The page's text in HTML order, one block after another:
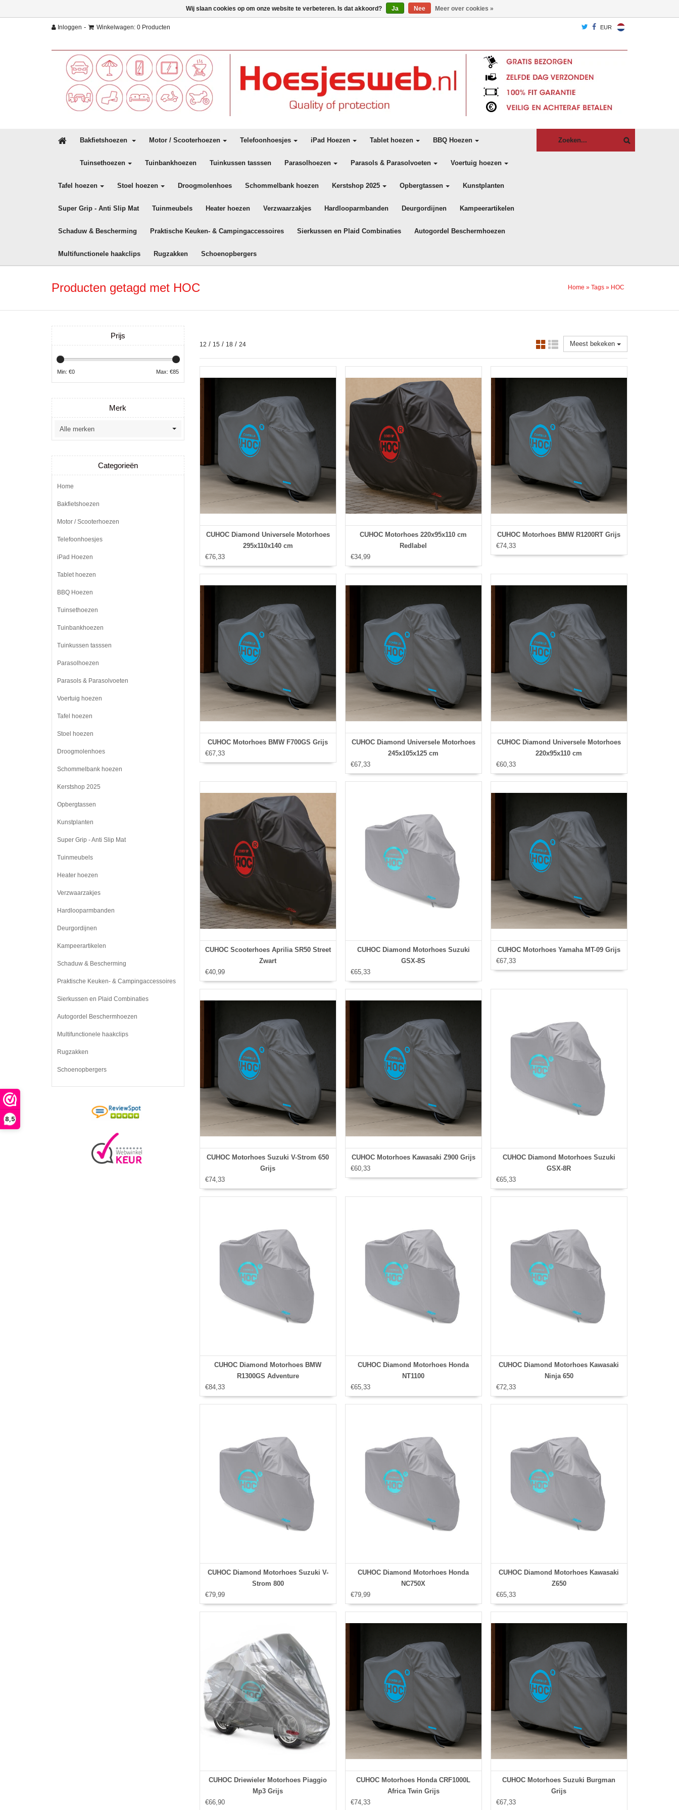
8,5
Inloggen - Winkelwagen: 0 Producten EUR
Bakfietshoezen Motor / Scooterhoezen Telefoonhoesjes iPad Hoezen Tablet hoezen BBQ Hoezen
Tuinsethoezen Tuinbankhoezen Tuinkussen tasssen Parasolhoezen Parasols & Parasolvoeten Voertuig hoezen
Tafel hoezen Stoel hoezen Droogmolenhoes Schommelbank hoezen Kerstshop 2025 Opbergtassen Kunstplanten
Super Grip - Anti Slip Mat Tuinmeubels Heater hoezen Verzwaarzakjes Hardlooparmbanden Deurgordijnen Kampeerartikelen
Schaduw & Bescherming Praktische Keuken- & Campingaccessoires Sierkussen en Plaid Combinaties Autogordel Beschermhoezen
Multifunctionele haakclips Rugzakken Schoenopbergers
Producten getagd met HOC Home » Tags » HOC
12 / 15 / 18/ 24 Meest bekeken
CUHOC Diamond Universele Motorhoes
295x110x140 cm
€76,33
CUHOC Motorhoes 220x95x110 cm
Redlabel
€34,99
CUHOC Motorhoes BMW R1200RT Grijs
€74,33
CUHOC Motorhoes BMW F700GS Grijs
€67,33
CUHOC Diamond Universele Motorhoes
245x105x125 cm
€67,33
CUHOC Diamond Universele Motorhoes
220x95x110 cm
€60,33
CUHOC Scooterhoes Aprilia SR50 Street
Zwart
€40,99
CUHOC Diamond Motorhoes Suzuki
GSX-8S
€65,33
CUHOC Motorhoes Yamaha MT-09 Grijs
€67,33
CUHOC Motorhoes Suzuki V-Strom 650
Grijs
€74,33
CUHOC Motorhoes Kawasaki Z900 Grijs
€60,33
CUHOC Diamond Motorhoes Suzuki
GSX-8R
€65,33
CUHOC Diamond Motorhoes BMW
R1300GS Adventure
€84,33
CUHOC Diamond Motorhoes Honda
NT1100
€65,33
CUHOC Diamond Motorhoes Kawasaki
Ninja 650
€72,33
CUHOC Diamond Motorhoes Suzuki V-
Strom 800
€79,99
CUHOC Diamond Motorhoes Honda
NC750X
€79,99
CUHOC Diamond Motorhoes Kawasaki
Z650
€65,33
CUHOC Driewieler Motorhoes Piaggio
Mp3 Grijs
€66,90
CUHOC Motorhoes Honda CRF1000L
Africa Twin Grijs
€74,33
CUHOC Motorhoes Suzuki Burgman
Grijs
€67,33
Prijs
Min: €0 Max: €85
Merk
Categorieën
Home
Bakfietshoezen
Motor / Scooterhoezen
Telefoonhoesjes
iPad Hoezen
Tablet hoezen
BBQ Hoezen
Tuinsethoezen
Tuinbankhoezen
Tuinkussen tasssen
Parasolhoezen
Parasols & Parasolvoeten
Voertuig hoezen
Tafel hoezen
Stoel hoezen
Droogmolenhoes
Schommelbank hoezen
Kerstshop 2025
Opbergtassen
Kunstplanten
Super Grip - Anti Slip Mat
Tuinmeubels
Heater hoezen
Verzwaarzakjes
Hardlooparmbanden
Deurgordijnen
Kampeerartikelen
Schaduw & Bescherming
Praktische Keuken- & Campingaccessoires
Sierkussen en Plaid Combinaties
Autogordel Beschermhoezen
Multifunctionele haakclips
Rugzakken
Schoenopbergers
Wij slaan cookies op om onze website te verbeteren. Is dat akkoord? Ja Nee Meer over cookies »